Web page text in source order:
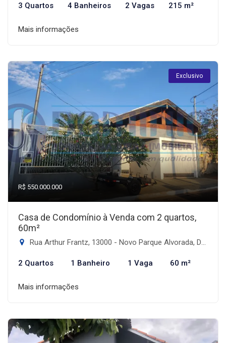
3 Quartos 4 Banheiros 2 Vagas 215 m²
Mais informações
Exclusivo
R$ 550.000.000
Casa de Condomínio à Venda com 2 quartos,
60m²
Rua Arthur Frantz, 13000 - Novo Parque Alvorada, Dourados-MS
2 Quartos 1 Banheiro 1 Vaga 60 m²
Mais informações